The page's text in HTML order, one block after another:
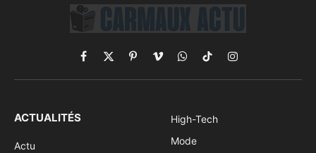
Facebook
X
(Twitter)
PinterestVimeoWhatsApp
TikTokInstagram
ACTUALITÉS
Actu
High-Tech
Mode